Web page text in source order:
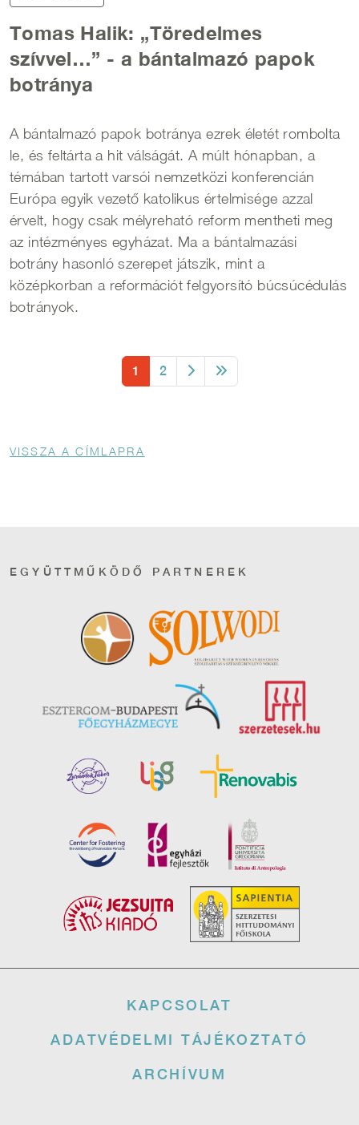
Tomas Halik: „Töredelmes
szívvel…” - a bántalmazó papok
botránya
A bántalmazó papok botránya ezrek életét rombolta
le, és feltárta a hit válságát. A múlt hónapban, a
témában tartott varsói nemzetközi konferencián
Európa egyik vezető katolikus értelmisége azzal
érvelt, hogy csak mélyreható reform mentheti meg
az intézményes egyházat. Ma a bántalmazási
botrány hasonló szerepet játszik, mint a
középkorban a reformációt felgyorsító búcsúcédulás
botrányok.
Oldalszámozás Oldal
1 Oldal
2
Morzsa
VISSZA A CÍMLAPRA
EGYÜTTMŰKÖDŐ PARTNEREK
KAPCSOLAT
ADATVÉDELMI TÁJÉKOZTATÓ
ARCHÍVUM